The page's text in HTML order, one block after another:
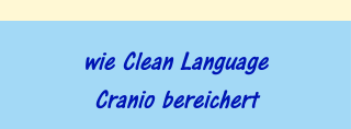
wie Clean Language
Cranio bereichert